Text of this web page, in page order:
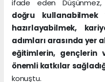
ifade eden
doğru
hazırlayabilmek,
adımları arasında yer
eğitimlerin, gençlerin
önemli katkılar
konuştu.